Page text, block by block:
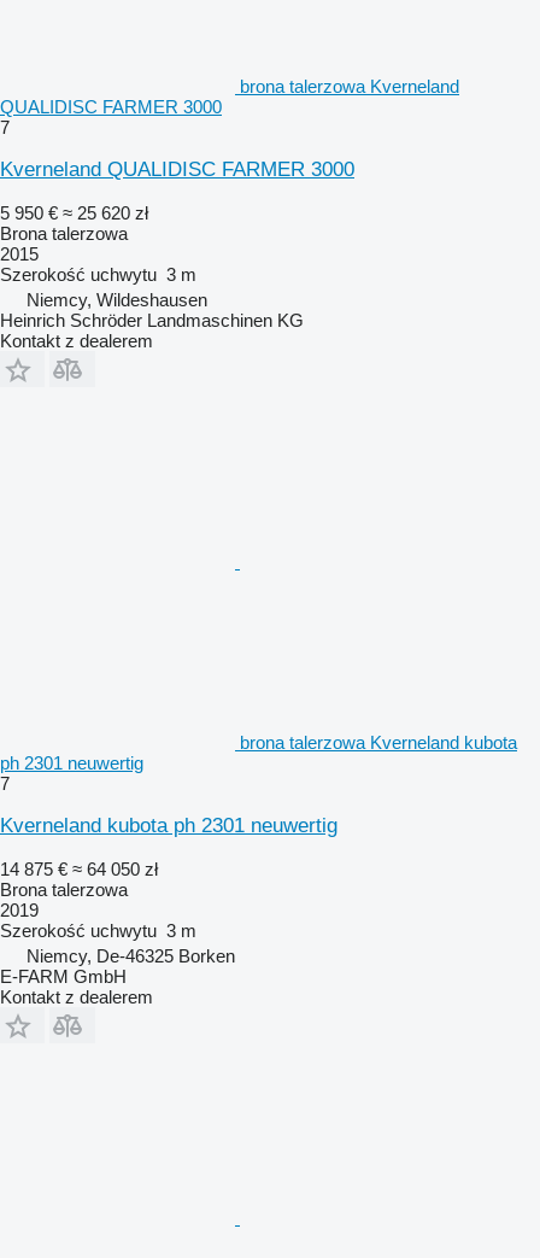
brona talerzowa Kverneland
QUALIDISC FARMER 3000
7
Kverneland QUALIDISC FARMER 3000
5 950 € ≈ 25 620 zł
Brona talerzowa
2015
Szerokość uchwytu 3 m
Niemcy, Wildeshausen
Heinrich Schröder Landmaschinen KG
Kontakt z dealerem
brona talerzowa Kverneland kubota
ph 2301 neuwertig
7
Kverneland kubota ph 2301 neuwertig
14 875 € ≈ 64 050 zł
Brona talerzowa
2019
Szerokość uchwytu 3 m
Niemcy, De-46325 Borken
E-FARM GmbH
Kontakt z dealerem